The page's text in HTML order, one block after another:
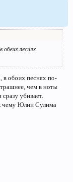
обеих песнях
в обоих песнях по-
чем в ноты
сразу убивает.
чему Юлин Сулима